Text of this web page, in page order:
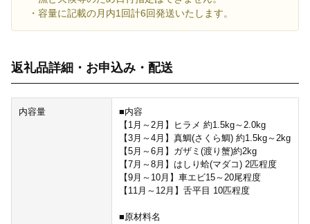
・容量に記載の月内1回計6回発送いたします。
返礼品詳細・お申込み・配送
内容量
■内容
【1月～2月】ヒラメ 約1.5kg～2.0kg
【3月～4月】真鯛(さくら鯛) 約1.5kg～2kg
【5月～6月】ガザミ(渡り蟹)約2kg
【7月～8月】はしり蛤(マダコ) 2匹程度
【9月～10月】車エビ15～20尾程度
【11月～12月】舌平目 10匹程度
■原材料名